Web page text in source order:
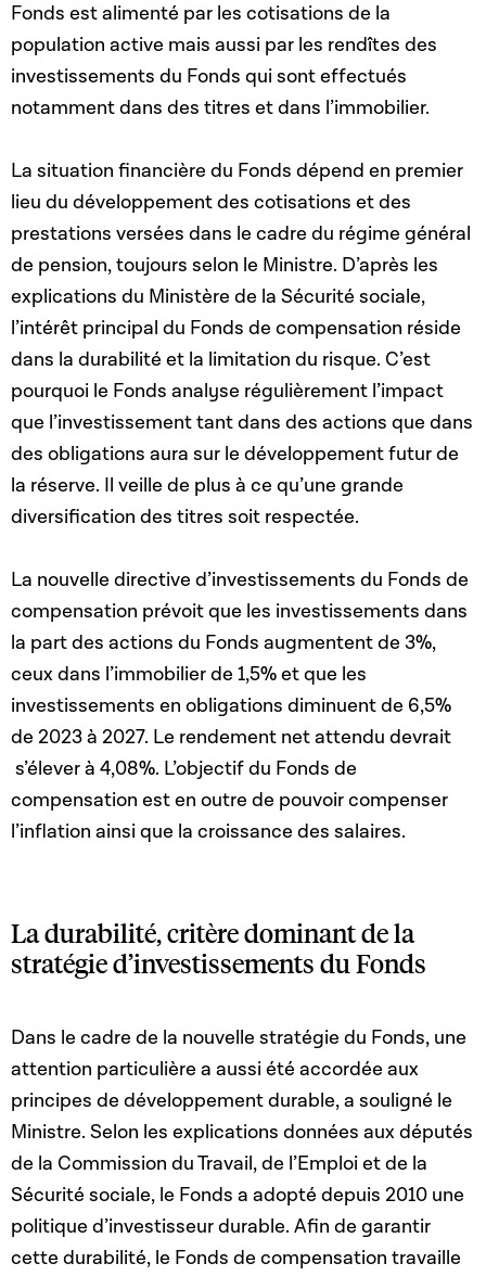
Fonds est alimenté par les cotisations de la
population active mais aussi par les rendîtes des
investissements du Fonds qui sont effectués
notamment dans des titres et dans l’immobilier.
La situation financière du Fonds dépend en premier
lieu du développement des cotisations et des
prestations versées dans le cadre du régime général
de pension, toujours selon le Ministre. D’après les
explications du Ministère de la Sécurité sociale,
l’intérêt principal du Fonds de compensation réside
dans la durabilité et la limitation du risque. C’est
pourquoi le Fonds analyse régulièrement l’impact
que l’investissement tant dans des actions que dans
des obligations aura sur le développement futur de
la réserve. Il veille de plus à ce qu’une grande
diversification des titres soit respectée.
La nouvelle directive d’investissements du Fonds de
compensation prévoit que les investissements dans
la part des actions du Fonds augmentent de 3%,
ceux dans l’immobilier de 1,5% et que les
investissements en obligations diminuent de 6,5%
de 2023 à 2027. Le rendement net attendu devrait
s’élever à 4,08%. L’objectif du Fonds de
compensation est en outre de pouvoir compenser
l’inflation ainsi que la croissance des salaires.
La durabilité, critère dominant de la
stratégie d’investissements du Fonds
Dans le cadre de la nouvelle stratégie du Fonds, une
attention particulière a aussi été accordée aux
principes de développement durable, a souligné le
Ministre. Selon les explications données aux députés
de la Commission du Travail, de l’Emploi et de la
Sécurité sociale, le Fonds a adopté depuis 2010 une
politique d’investisseur durable. Afin de garantir
cette durabilité, le Fonds de compensation travaille